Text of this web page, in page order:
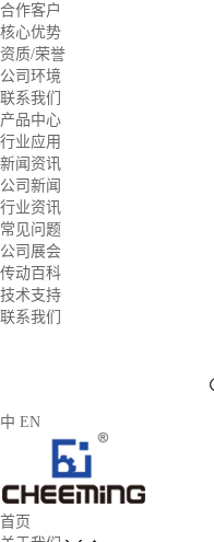
合作客户
核心优势
资质/荣誉
公司环境
联系我们
产品中心
行业应用
新闻资讯
公司新闻
行业资讯
常见问题
公司展会
传动百科
技术支持
联系我们
中 EN
首页